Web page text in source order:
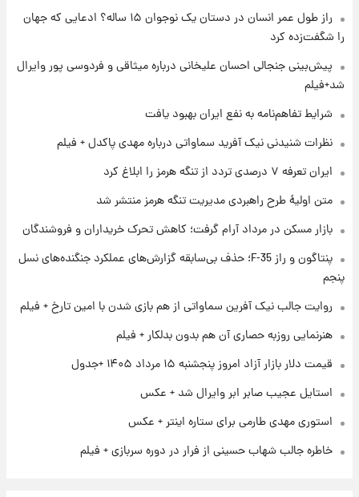
شاهین، کوییک، اطلس، سهند و ساینا با اقساط
۱ روز پیش
۱ روز پیش
فال قهوه روزانه پنجشنبه ۱۵ مرداد ماه ۱۴۰۵
فال روزانه واقعی پنجشنبه ۱۵ مرداد ۱۴۰۵
راز طول عمر انسان در دستان یک نوجوان ۱۵ ساله؟ ادعایی که جهان
را شگفت‌زده کرد
پیش‌بینی جنجالی احسان علیخانی درباره میثاقی و فردوسی پور وایرال
شد+فیلم
شرایط تفاهم‌نامه به نفع ایران بهبود یافت
نظرات شنیدنی نیک آفرید سماواتی درباره مهدی پاکدل + فیلم
ایران تعرفه ۷ درصدی تردد از تنگه هرمز را ابلاغ کرد
متن اولیۀ طرح راهبردی مدیریت تنگه هرمز منتشر شد
بازار مسکن در مرداد آرام گرفت؛ کاهش تحرک خریداران و فروشندگان
پنتاگون و راز F-35؛ حذف بی‌سابقه گزارش‌های عملکرد جنگنده‌های نسل
پنجم
روایت جالب نیک آفرین سماواتی از هم بازی شدن با امین تارخ + فیلم
هنرنمایی روزبه حصاری آن هم بدون بدلکار + فیلم
قیمت دلار بازار آزاد امروز پنجشنبه ۱۵ مرداد ۱۴۰۵ +جدول
استایل عجیب صابر ابر وایرال شد + عکس
استوری مهدی طارمی برای ستاره اینتر + عکس
خاطره جالب شهاب حسینی از فرار در دوره سربازی + فیلم